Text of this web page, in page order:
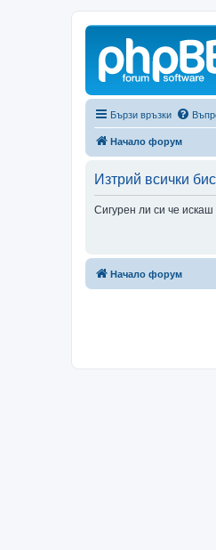
Бързи връзки
Начало форум
Изтрий всички
Сигурен ли си че
Начало форум